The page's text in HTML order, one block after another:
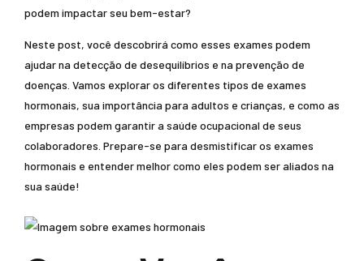
podem impactar seu bem-estar?
Neste post, você descobrirá como esses exames podem
ajudar na detecção de desequilíbrios e na prevenção de
doenças. Vamos explorar os diferentes tipos de exames
hormonais, sua importância para adultos e crianças, e como as
empresas podem garantir a saúde ocupacional de seus
colaboradores. Prepare-se para desmistificar os exames
hormonais e entender melhor como eles podem ser aliados na
sua saúde!